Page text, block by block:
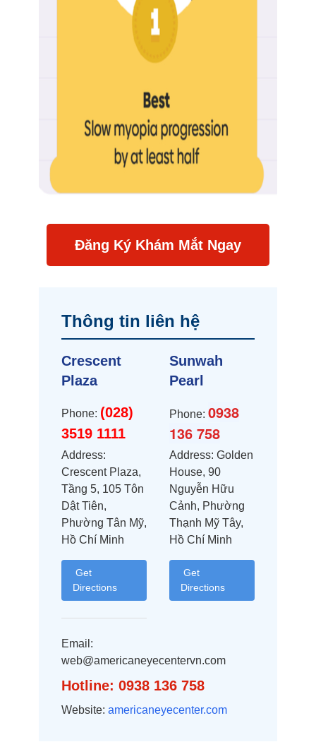
Đăng Ký Khám Mắt Ngay
Thông tin liên hệ
Crescent
Plaza
Phone: (028)
3519 1111
Address:
Crescent Plaza,
Tầng 5, 105 Tôn
Dật Tiên,
Phường Tân Mỹ,
Hồ Chí Minh
Get
Directions
Sunwah
Pearl
Phone: 0938
136 758
Address: Golden
House, 90
Nguyễn Hữu
Cảnh, Phường
Thạnh Mỹ Tây,
Hồ Chí Minh
Get
Directions
Email:
web@americaneyecentervn.com
Hotline: 0938 136 758
Website: americaneyecenter.com